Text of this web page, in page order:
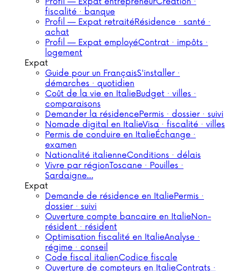
fiscalité · banque
Profil — Expat retraitéRésidence · santé ·
achat
Profil — Expat employéContrat · impôts ·
logement
Expat
Guide pour un FrançaisS'installer ·
démarches · quotidien
Coût de la vie en ItalieBudget · villes ·
comparaisons
Demander la résidencePermis · dossier · suivi
Nomade digital en ItalieVisa · fiscalité · villes
Permis de conduire en ItalieÉchange ·
examen
Nationalité italienneConditions · délais
Vivre par régionToscane · Pouilles ·
Sardaigne…
Expat
Demande de résidence en ItaliePermis ·
dossier · suivi
Ouverture compte bancaire en ItalieNon-
résident · résident
Optimisation fiscalité en ItalieAnalyse ·
régime · conseil
Code fiscal italienCodice fiscale
Ouverture de compteurs en ItalieContrats ·